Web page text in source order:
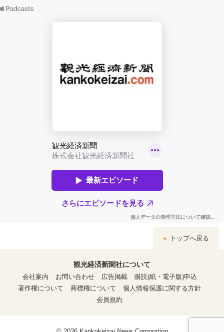
トップへ戻る
観光経済新聞社について
会社案内
お問い合わせ 広告掲載
購読(紙・電子版)申込
著作権について
商標権について
個人情報保護に関する方針
会員規約